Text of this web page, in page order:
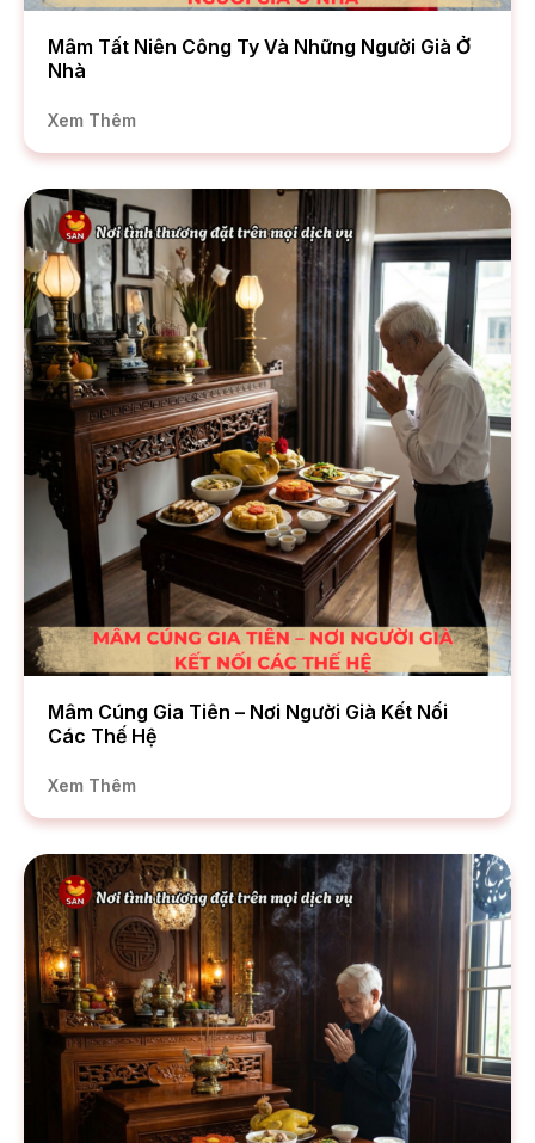
Mâm Tất Niên Công Ty Và Những Người Già Ở
Nhà
Xem Thêm
Mâm Cúng Gia Tiên – Nơi Người Già Kết Nối
Các Thế Hệ
Xem Thêm